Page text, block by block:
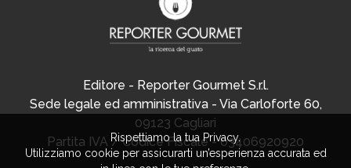
Editore - Reporter Gourmet S.r.l.
Sede legale ed amministrativa - Via Carloforte 60,
09123 Cagliari
Partita IVA / Codice Fiscale - 03406920920
Rispettiamo la tua Privacy.
Utilizziamo cookie per assicurarti un’esperienza accurata ed